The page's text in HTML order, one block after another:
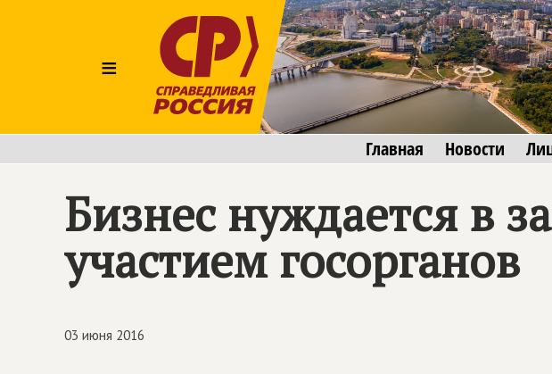
≡
Главная Новости
Бизнес нуждается в
участием госорганов
03 июня 2016